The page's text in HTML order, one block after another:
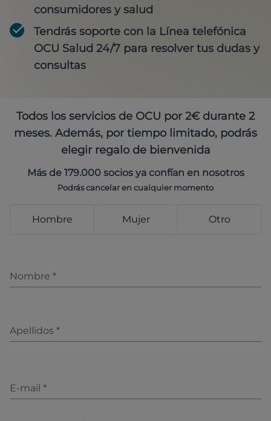
consumidores y salud
Tendrás soporte con la Línea telefónica
OCU Salud 24/7 para resolver tus dudas y
consultas
Todos los servicios de OCU por 2€ durante 2
meses. Además, por tiempo limitado, podrás
elegir regalo de bienvenida
Más de 179.000 socios ya confían en nosotros
Podrás cancelar en cualquier momento
Hombre Mujer Otro
Nombre *
Apellidos *
E-mail *